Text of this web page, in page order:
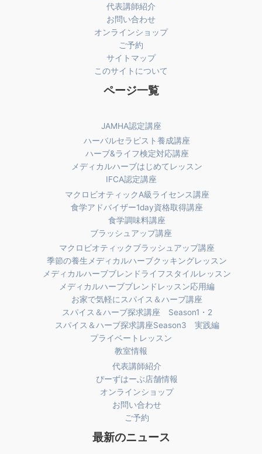
代表講師紹介
お問い合わせ
オンラインショップ
ご予約
サイトマップ
このサイトについて
ページ一覧
JAMHA認定講座
ハーバルセラピスト養成講座
ハーブ&ライフ検定対応講座
メディカルハーブはじめてレッスン
IFCA認定講座
マクロビオティックA級ライセンス講座
食学アドバイザー1day資格取得講座
食学調味料講座
ブラッシュアップ講座
マクロビオティックブラッシュアップ講座
季節の養生メディカルハーブクッキングレッスン
メディカルハーブブレンドライフスタイルレッスン
メディカルハーブブレンドレッスン応用編
お家で気軽にスパイス＆ハーブ講座
スパイス＆ハーブ探求講座 Season1・2
スパイス＆ハーブ探求講座Season3 実践編
プライベートレッスン
教室情報
代表講師紹介
ぴーずはーぶ店舗情報
オンラインショップ
お問い合わせ
ご予約
最新のニュース